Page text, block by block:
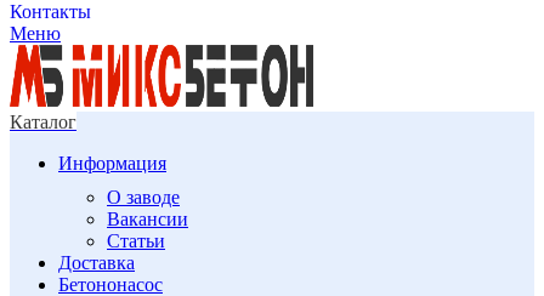
Контакты
Меню
Каталог
Информация
О заводе
Вакансии
Статьи
Доставка
Бетононасос